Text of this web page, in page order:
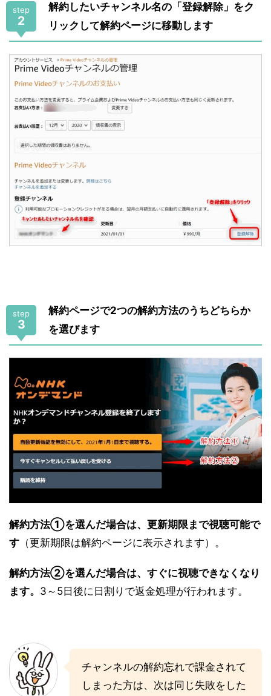
step
2
解約したいチャンネル名の「登録解除」をク
リックして解約ページに移動します
step
3
解約ページで2つの解約方法のうちどちらか
を選びます
解約方法①を選んだ場合は、更新期限まで視聴可能で
す （更新期限は解約ページに表示されます）。
解約方法②を選んだ場合は、すぐに視聴できなくなり
ます。 3～5日後に日割りで返金処理が行われます。
チャンネルの解約忘れで課金されて
しまった方は、次は同じ失敗をした